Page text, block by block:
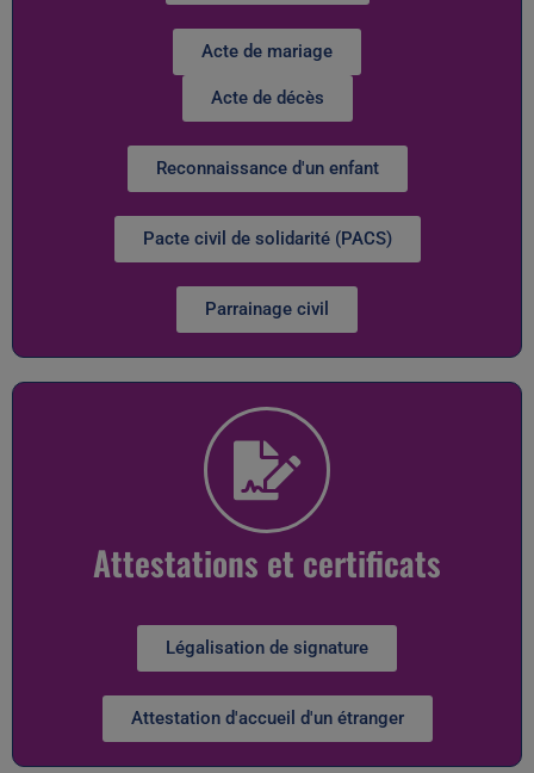
Acte de mariage
Acte de décès
Reconnaissance d'un enfant
Pacte civil de solidarité (PACS)
Parrainage civil
Attestations et certificats
Légalisation de signature
Attestation d'accueil d'un étranger